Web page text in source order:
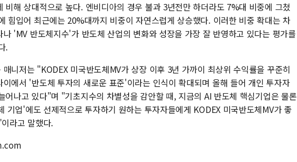
비해 상대적으로 높다. 엔비디아의 경우 불과 3년전만 하더라도 7%대 비중에 그쳤
힘입어 최근에는 20%대까지 비중이 자연스럽게 상승했다. 이러한 비중 확대는 차
나 'MV 반도체지수'가 반도체 산업의 변화와 성장을 가장 잘 반영하고 있다는 평가를
.
니저는 "KODEX 미국반도체MV가 상장 이후 3년 가까이 최상위 수익률을 꾸준히
이에서 '반도체 투자의 새로운 표준'이라는 인식이 확대되며 올해 들어 개인 투자자
어나고 있다"며 "기초지수의 차별성을 감안할 때, 지금의 AI 반도체 핵심기업은 물론
기업'에도 선제적으로 투자하기 원하는 투자자들에게 KODEX 미국반도체MV가 좋
라고 말했다.